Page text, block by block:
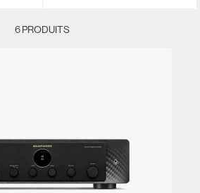
6 PRODUITS